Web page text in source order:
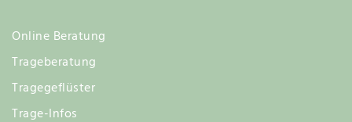
Online Beratung
Trageberatung
Tragegeflüster
Trage-Infos